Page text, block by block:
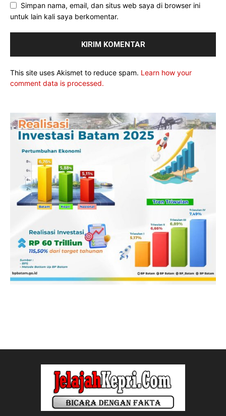
Simpan nama, email, dan situs web saya di browser ini
untuk lain kali saya berkomentar.
This site uses Akismet to reduce spam. Learn how your
comment data is processed.